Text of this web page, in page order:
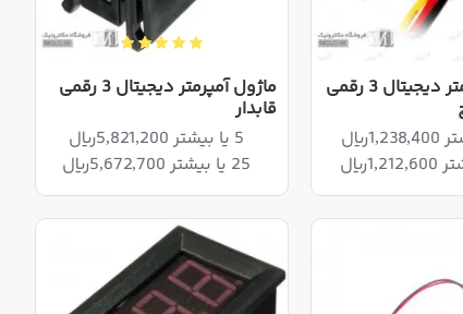
ماژول ولت متر دیجیتال 3 رقمی
ماژول آمپرمتر دیجیتال 3 رقمی
قابدار
5 یا بیشتر 5,821,200ریال
25 یا بیشتر 5,672,700ریال